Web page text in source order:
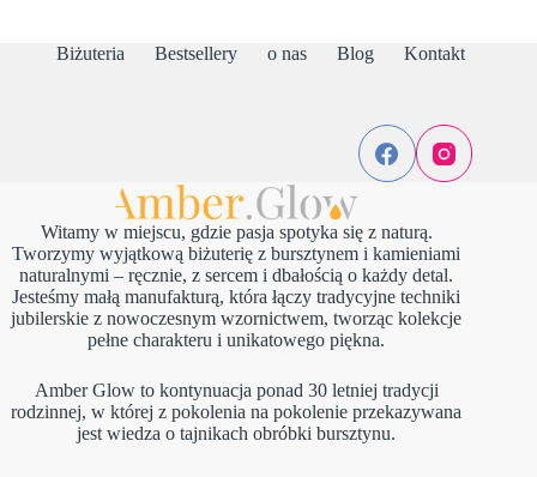
Biżuteria Bestsellery o nas Blog Kontakt
Witamy w miejscu, gdzie pasja spotyka się z naturą.
Tworzymy wyjątkową biżuterię z bursztynem i kamieniami
naturalnymi – ręcznie, z sercem i dbałością o każdy detal.
Jesteśmy małą manufakturą, która łączy tradycyjne techniki
jubilerskie z nowoczesnym wzornictwem, tworząc kolekcje
pełne charakteru i unikatowego piękna.
Amber Glow to kontynuacja ponad 30 letniej tradycji
rodzinnej, w której z pokolenia na pokolenie przekazywana
jest wiedza o tajnikach obróbki bursztynu.